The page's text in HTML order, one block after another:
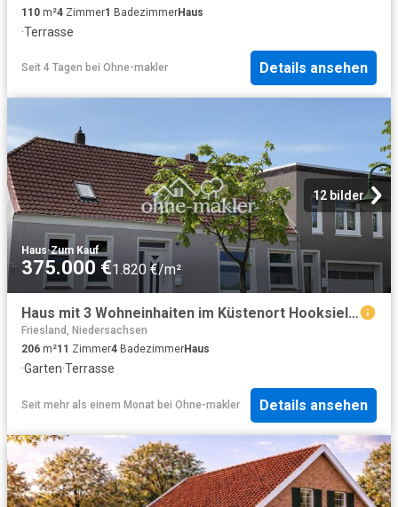
110 m²4 Zimmer1 BadezimmerHaus
·Terrasse
Seit 4 Tagen bei Ohne-makler Details ansehen
12 bilder
Haus·Zum Kauf
375.000 €1.820 €/m²
Haus mit 3 Wohneinhaiten im Küstenort Hooksiel am historischen Hafen
Friesland, Niedersachsen
206 m²11 Zimmer4 BadezimmerHaus
·Garten·Terrasse
Seit mehr als einem Monat bei Ohne-makler Details ansehen